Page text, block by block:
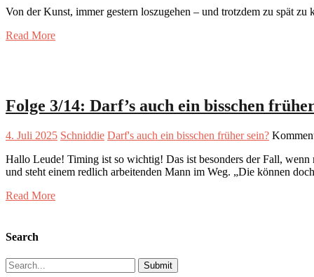
Von der Kunst, immer gestern loszugehen – und trotzdem zu spät zu
Read More
Folge 3/14: Darf’s auch ein bisschen
4. Juli 2025 Schniddie Darf's auch ein bisschen früher sein?
Hallo Leude! Timing ist so wichtig! Das ist besonders der Fall,
und steht einem redlich arbeitenden Mann im Weg. „Die können
Read More
Search
Search